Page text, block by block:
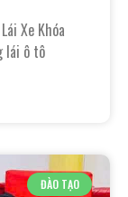
Xe Khóa
lái ô tô
ĐÀO TẠO